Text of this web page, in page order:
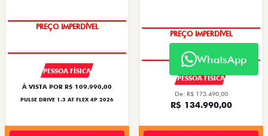
PREÇO IMPERDÍVEL
PESSOA FÍSICA
À VISTA POR R$ 109.990,00
PULSE DRIVE 1.3 AT FLEX 4P 2026
PREÇO IMPERDÍVEL
PESSOA FÍSICA
De: R$ 173.490,00
R$ 134.990,00
WhatsApp